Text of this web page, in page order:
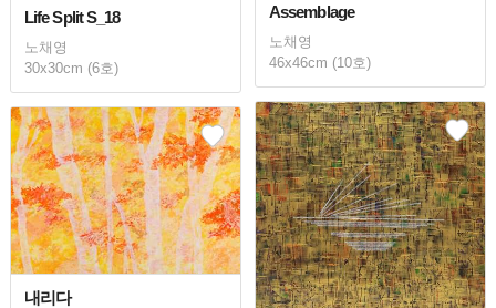
Assemblage
노채영
46x46cm (10호)
Life Split S_18
노채영
30x30cm (6호)
내리다